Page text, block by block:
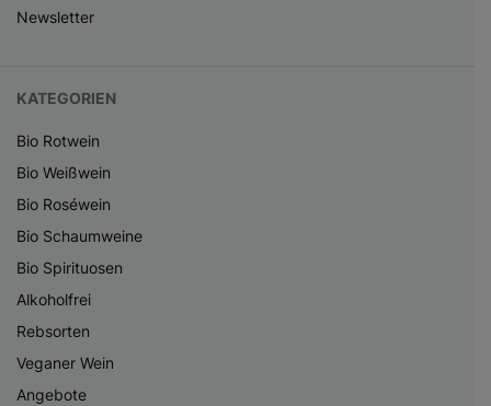
Newsletter
KATEGORIEN
Bio Rotwein
Bio Weißwein
Bio Roséwein
Bio Schaumweine
Bio Spirituosen
Alkoholfrei
Rebsorten
Veganer Wein
Angebote